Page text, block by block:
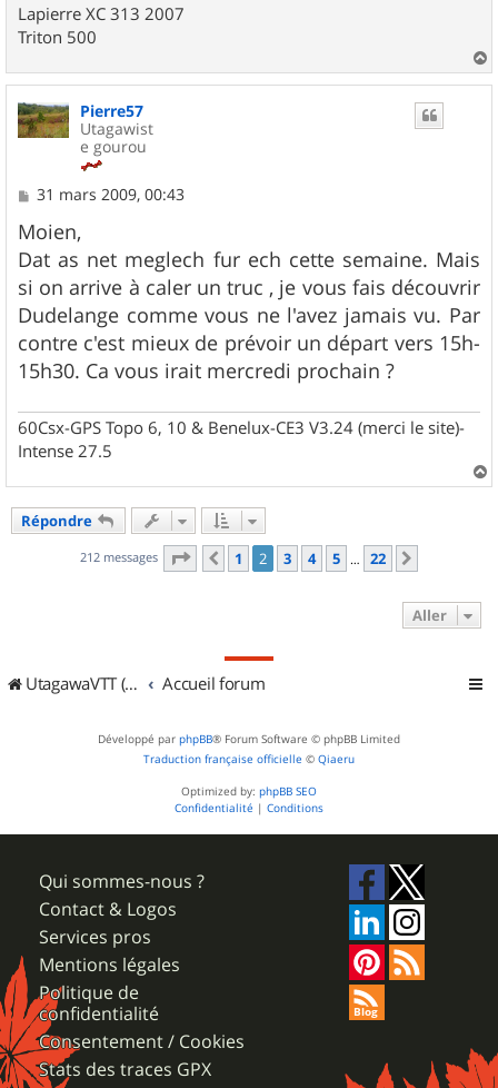
Lapierre XC 313 2007
Triton 500
a
Pierre57
Utagawist
e gourou
M
s
s
a
g
e
31 mars 2009, 00:43
Moien,
Dat as net meglech fur ech cette semaine. Mais
si on arrive à caler un truc , je vous fais découvrir
Dudelange comme vous ne l'avez jamais vu. Par
contre c'est mieux de prévoir un départ vers 15h-
15h30. Ca vous irait mercredi prochain ?
60Csx-GPS Topo 6, 10 & Benelux-CE3 V3.24 (merci le site)-
Intense 27.5
a
Répondre
212 messages Page 2sur
Précédent
1 2 3 4 5 … 22
Aller
UtagawaVTT (Randos VTT et VTTAE avec traces GPS) Accueil forum
Développé par phpBB® Forum Software © phpBB Limited
Traduction française officielle © Qiaeru
Optimized by: phpBB SEO
Confidentialité | Conditions
Qui sommes-nous ?
Contact & Logos
Services pros
Mentions légales
Politique de
confidentialité
Consentement / Cookies
Stats des traces GPX